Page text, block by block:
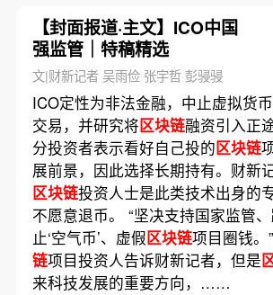
【封面报道·主文】ICO中国
强监管｜特稿精选
文|财新记者 吴雨俭 张宇哲 彭骎骎
ICO定性为非法金融，中止虚拟货
交易，并研究将区块链融资引入正
分投资者表示看好自己投的区块链
展前景，因此选择长期持有。财新
区块链投资人士是此类技术出身的
不愿意退币。 “坚决支持国家监管
止‘空气币’、虚假区块链项目圈钱。
链项目投资人告诉财新记者，但是
来科技发展的重要方向，……